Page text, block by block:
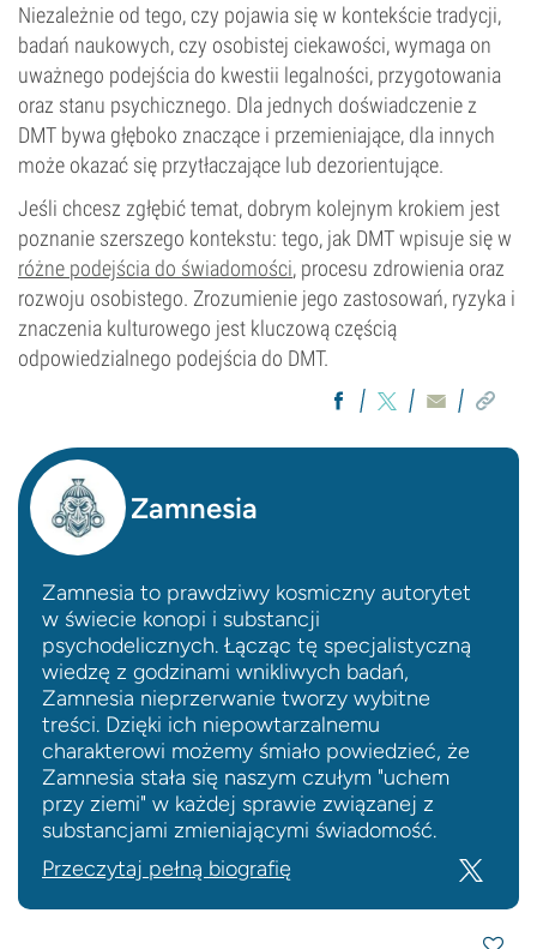
Niezależnie od tego, czy pojawia się w kontekście tradycji,
badań naukowych, czy osobistej ciekawości, wymaga on
uważnego podejścia do kwestii legalności, przygotowania
oraz stanu psychicznego. Dla jednych doświadczenie z
DMT bywa głęboko znaczące i przemieniające, dla innych
może okazać się przytłaczające lub dezorientujące.
Jeśli chcesz zgłębić temat, dobrym kolejnym krokiem jest
poznanie szerszego kontekstu: tego, jak DMT wpisuje się w
różne podejścia do świadomości, procesu zdrowienia oraz
rozwoju osobistego. Zrozumienie jego zastosowań, ryzyka i
znaczenia kulturowego jest kluczową częścią
odpowiedzialnego podejścia do DMT.
Zamnesia
Zamnesia to prawdziwy kosmiczny autorytet
w świecie konopi i substancji
psychodelicznych. Łącząc tę specjalistyczną
wiedzę z godzinami wnikliwych badań,
Zamnesia nieprzerwanie tworzy wybitne
treści. Dzięki ich niepowtarzalnemu
charakterowi możemy śmiało powiedzieć, że
Zamnesia stała się naszym czułym "uchem
przy ziemi" w każdej sprawie związanej z
substancjami zmieniającymi świadomość.
Przeczytaj pełną biografię